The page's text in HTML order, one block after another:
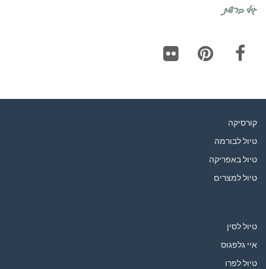
גילי ברשת
קורסיקה
טיול לבורמה
טיול באפריקה
טיול למצרים
טיול לסין
איי גלפגוס
טיול לפרו